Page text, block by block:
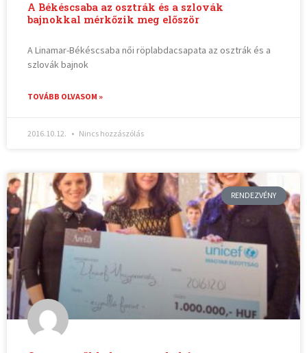
A Békéscsaba az osztrák és a szlovák
bajnokkal mérkőzik meg először
A Linamar-Békéscsaba női röplabdacsapata az osztrák és a
szlovák bajnok
TOVÁBB OLVASOM »
2016.10.12. Nincs hozzászólás
RENDEZVÉNY